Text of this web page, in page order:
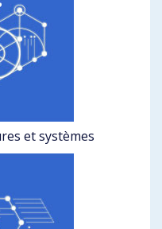
et systèmes